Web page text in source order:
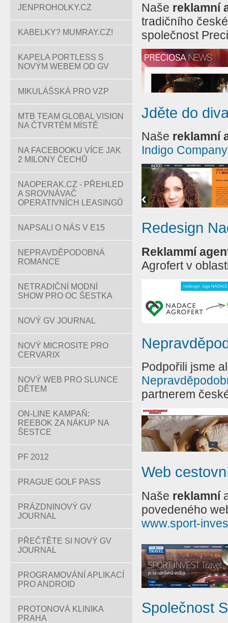
JENPROHOLKY.CZ
KABELKY? MUMRAY.CZ!
KAPELA PORTLESS S
NOVÝM WEBEM OD GV
MIKULÁŠSKÁ PRO VZP
MTB TEAM GLOBAL VISION
NA ČTVRTÉM MÍSTĚ
NA FACEBOOKU VÍCE JAK
2 MILONY ČECHŮ
NAOPERAK.CZ - PŘEHLED
A SROVNÁVAČ
OPERATIVNÍCH LEASINGŮ
NAPSALI O NÁS V E15
NEPRAVDĚPODOBNÁ
ROMANCE
NETRADIČNÍ MODNÍ
SHOW PRO OC ŠESTKA
NOVÝ GV JOURNAL
NOVÝ MICROSITE PRO
CERVARIX
NOVÝ WEB PRO SLUNCE
DĚTEM
ON-LINE KAMPAŇ:
REEBOK ZA NÁKUP NA
ŠESTCE
PF 2012
PRAGUE GOLF PASS
PRÁZDNINOVÝ GV
JOURNAL
PŘEČTĚTE SI NOVÝ GV
JOURNAL
PROGRAMOVÁNÍ APLIKACÍ
PRO ANDROID
PROTONOVÁ KLINIKA
PRAHA
Naše reklamní
tradičního
společnost
Jděte do
Naše reklamní
Indigo Company
Redesign
Reklammí
Agrofert v
Podpořili jsme
partnerem
Web
Naše reklamní
povedeného
www.sport-
Společnost